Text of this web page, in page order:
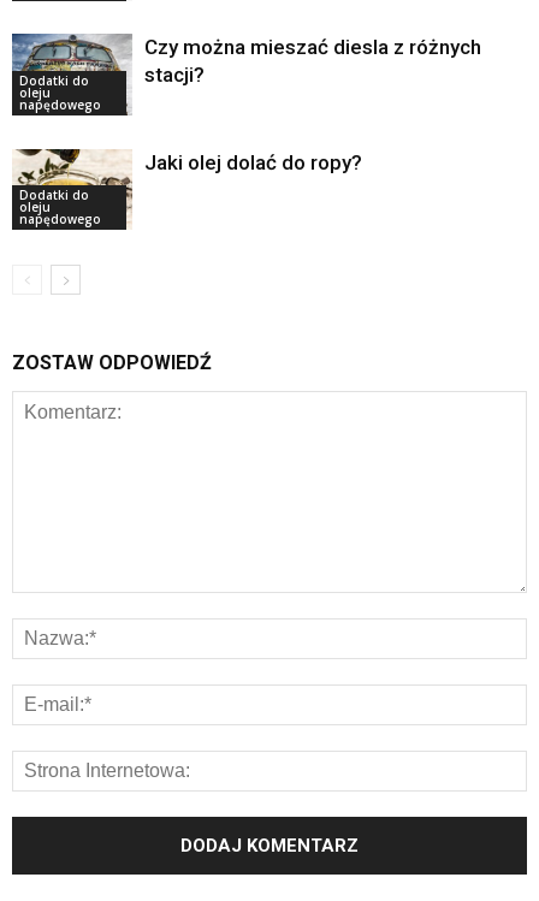
Dodatki do
oleju
napędowego
Czy można mieszać diesla z różnych
stacji?
Dodatki do
oleju
napędowego
Jaki olej dolać do ropy?
ZOSTAW ODPOWIEDŹ